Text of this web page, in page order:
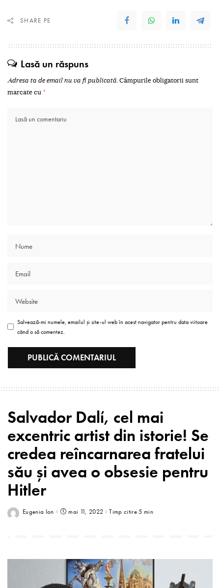
SHARE PE
Lasă un răspuns
Adresa ta de email nu va fi publicată. Câmpurile obligatorii sunt
marcate cu *
Salvează-mi numele, emailul și site-ul web în acest navigator pentru data viitoare
când o să comentez.
Salvador Dalí, cel mai
excentric artist din istorie! Se
credea reîncarnarea fratelui
său și avea o obsesie pentru
Hitler
Eugenia Ion mai 11, 2022 Timp citire 5 min